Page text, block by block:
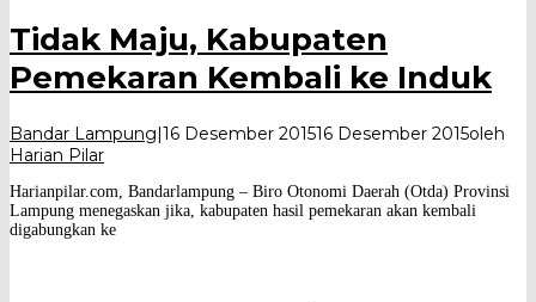
Tidak Maju, Kabupaten
Pemekaran Kembali ke Induk
Bandar Lampung|16 Desember 201516 Desember 2015oleh
Harian Pilar
Harianpilar.com, Bandarlampung – Biro Otonomi Daerah (Otda) Provinsi
Lampung menegaskan jika, kabupaten hasil pemekaran akan kembali
digabungkan ke